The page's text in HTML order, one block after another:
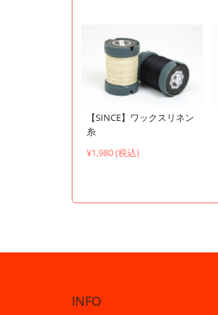
【SINCE】ワックスリネン
糸
¥1,980 (税込)
INFO